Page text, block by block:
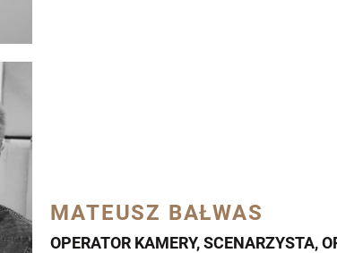
MATEUSZ BAŁWAS
OPERATOR KAMERY, SCENARZYSTA,